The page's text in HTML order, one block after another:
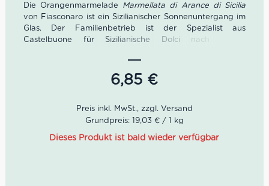
Die Orangenmarmelade Marmellata di Arance di Sicilia
von Fiasconaro ist ein Sizilianischer Sonnenuntergang im
Glas. Der Familienbetrieb ist der Spezialist aus
Castelbuone für Sizilianische Dolci nach echter
Nicola Fiasconaro führen seit den 1990er Jahren mit viel
Muße und Kreativität fort, was ihr Vater Mario in den
1950er Jahren begann.6,85 €
Grundpreis: 19,03 € / 1 kg
Dieses Produkt ist bald wieder verfügbar